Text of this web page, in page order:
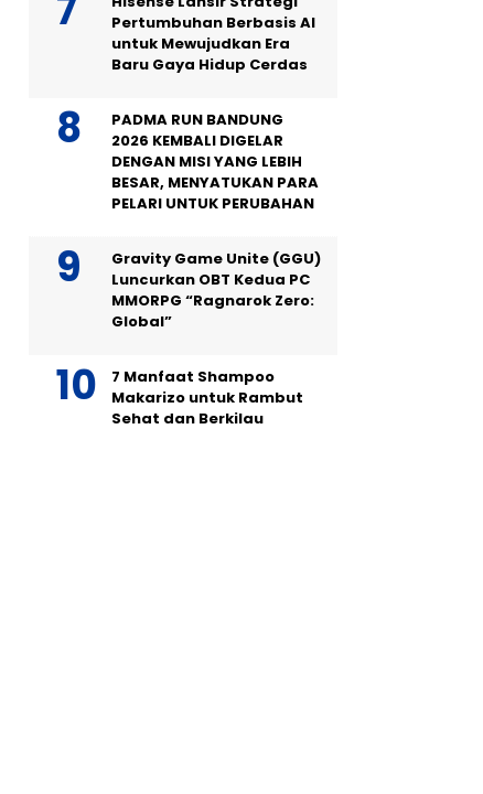
Pertumbuhan Berbasis AI
untuk Mewujudkan Era
Baru Gaya Hidup Cerdas
PADMA RUN BANDUNG
2026 KEMBALI DIGELAR
DENGAN MISI YANG LEBIH
BESAR, MENYATUKAN PARA
PELARI UNTUK PERUBAHAN
Gravity Game Unite (GGU)
Luncurkan OBT Kedua PC
MMORPG “Ragnarok Zero:
Global”
7 Manfaat Shampoo
Makarizo untuk Rambut
Sehat dan Berkilau